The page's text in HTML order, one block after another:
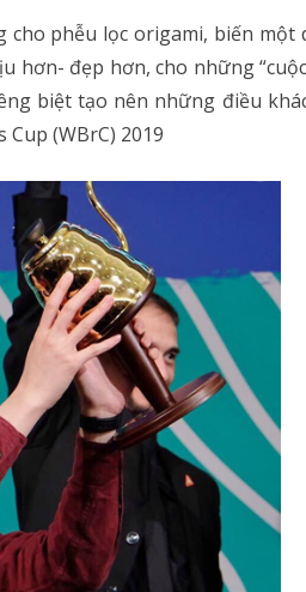
phễu lọc origami, biến một
hơn- đẹp hơn, cho những
biệt tạo nên những điều
(WBrC) 2019